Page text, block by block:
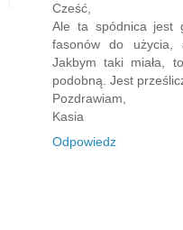
Cześć,
Ale ta spódnica jest
fasonów do użycia,
Jakbym taki miała,
podobną. Jest
Pozdrawiam,
Kasia
Odpowiedz